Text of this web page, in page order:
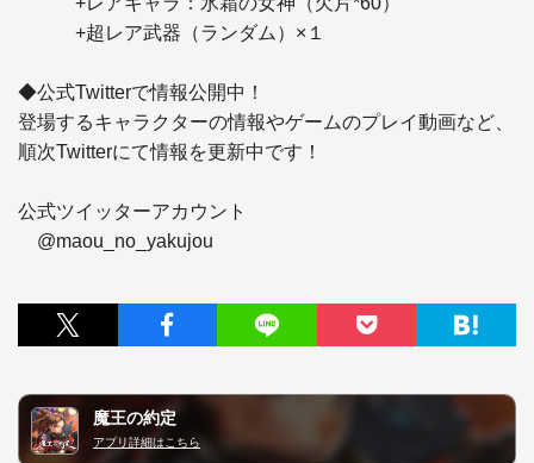
+超レア武器（ランダム）×１
◆公式Twitterで情報公開中！
登場するキャラクターの情報やゲームのプレイ動画など、
順次Twitterにて情報を更新中です！
公式ツイッターアカウント
@maou_no_yakujou
魔王の約定
アプリ詳細はこちら